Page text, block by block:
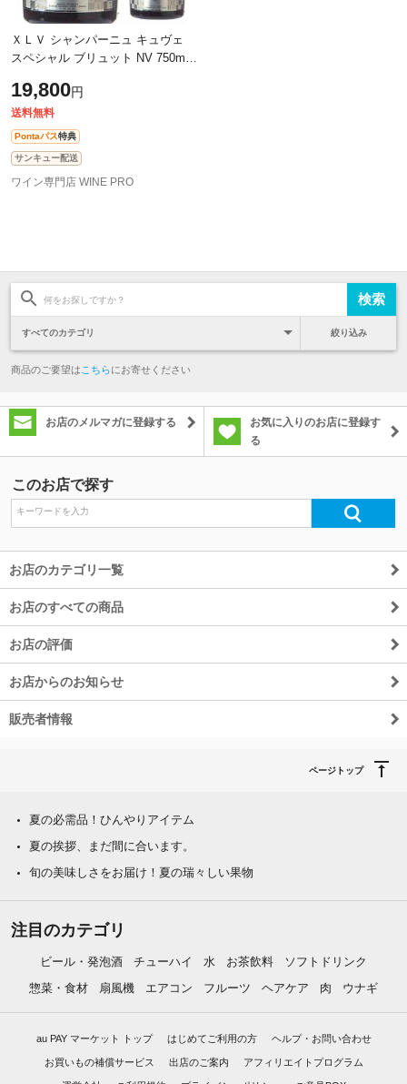
ＸＬＶ シャンパーニュ キュヴェ
スペシャル ブリュット NV 750ml
19,800円
送料無料
Pontaパス特典
サンキュー配送
ワイン専門店 WINE PRO
絞り込み
商品のご要望は こちらにお寄せください
お店のメルマガに登録する
お気に入りのお店に登録す
る
このお店で探す
お店のカテゴリ一覧
お店のすべての商品
お店の評価
お店からのお知らせ
販売者情報
ページトップ
夏の必需品！ひんやりアイテム
夏の挨拶、まだ間に合います。
旬の美味しさをお届け！夏の瑞々しい果物
注目のカテゴリ
ビール・発泡酒 チューハイ 水 お茶飲料
ソフトドリンク
惣菜・食材
扇風機 エアコン フルーツ ヘアケア 肉 ウナギ
au PAY マーケット トップ はじめてご利用の方 ヘルプ・お問い合わせ
お買いもの補償サービス 出店のご案内 アフィリエイトプログラム